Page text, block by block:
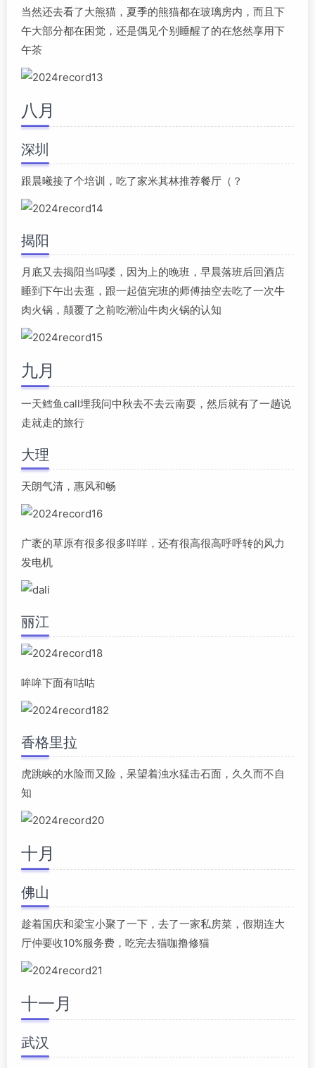
当然还去看了大熊猫，夏季的熊猫都在玻璃房内，而且下
午大部分都在困觉，还是偶见个别睡醒了的在悠然享用下
午茶
八月
深圳
跟晨曦接了个培训，吃了家米其林推荐餐厅（？
揭阳
月底又去揭阳当吗喽，因为上的晚班，早晨落班后回酒店
睡到下午出去逛，跟一起值完班的师傅抽空去吃了一次牛
肉火锅，颠覆了之前吃潮汕牛肉火锅的认知
九月
一天鳕鱼call埋我问中秋去不去云南耍，然后就有了一趟说
走就走的旅行
大理
天朗气清，惠风和畅
广袤的草原有很多很多咩咩，还有很高很高呼呼转的风力
发电机
丽江
哞哞下面有咕咕
香格里拉
虎跳峡的水险而又险，呆望着浊水猛击石面，久久而不自
知
十月
佛山
趁着国庆和梁宝小聚了一下，去了一家私房菜，假期连大
厅仲要收10%服务费，吃完去猫咖撸修猫
十一月
武汉